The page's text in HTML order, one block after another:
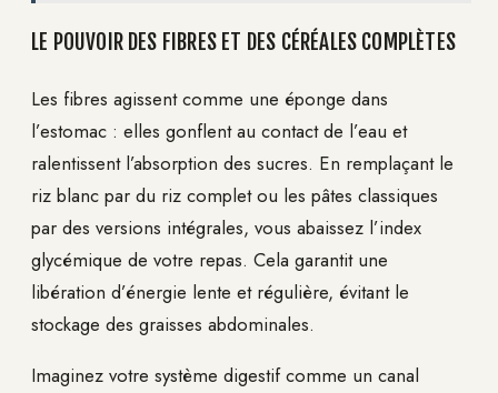
LE POUVOIR DES FIBRES ET DES CÉRÉALES COMPLÈTES
Les fibres agissent comme une éponge dans
l’estomac : elles gonflent au contact de l’eau et
ralentissent l’absorption des sucres. En remplaçant le
riz blanc par du riz complet ou les pâtes classiques
par des versions intégrales, vous abaissez l’index
glycémique de votre repas. Cela garantit une
libération d’énergie lente et régulière, évitant le
stockage des graisses abdominales.
Imaginez votre système digestif comme un canal